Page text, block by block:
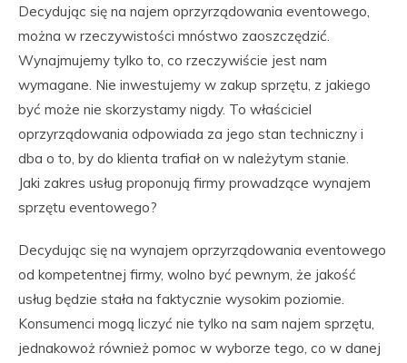
Decydując się na najem oprzyrządowania eventowego,
można w rzeczywistości mnóstwo zaoszczędzić.
Wynajmujemy tylko to, co rzeczywiście jest nam
wymagane. Nie inwestujemy w zakup sprzętu, z jakiego
być może nie skorzystamy nigdy. To właściciel
oprzyrządowania odpowiada za jego stan techniczny i
dba o to, by do klienta trafiał on w należytym stanie.
Jaki zakres usług proponują firmy prowadzące wynajem
sprzętu eventowego?
Decydując się na wynajem oprzyrządowania eventowego
od kompetentnej firmy, wolno być pewnym, że jakość
usług będzie stała na faktycznie wysokim poziomie.
Konsumenci mogą liczyć nie tylko na sam najem sprzętu,
jednakowoż również pomoc w wyborze tego, co w danej